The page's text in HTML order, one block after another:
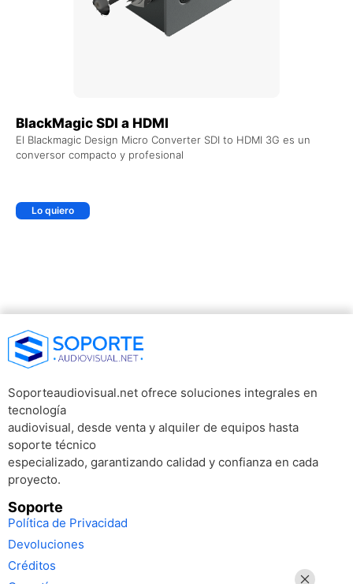
BlackMagic SDI a HDMI
El Blackmagic Design Micro Converter SDI to HDMI 3G es un
conversor compacto y profesional
Lo quiero
Soporteaudiovisual.net ofrece soluciones integrales en
tecnología
audiovisual, desde venta y alquiler de equipos hasta
soporte técnico
especializado, garantizando calidad y confianza en cada
proyecto.
Soporte
Política de Privacidad
Devoluciones
Créditos